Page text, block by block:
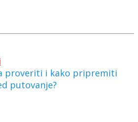
proveriti i kako pripremiti
putovanje?